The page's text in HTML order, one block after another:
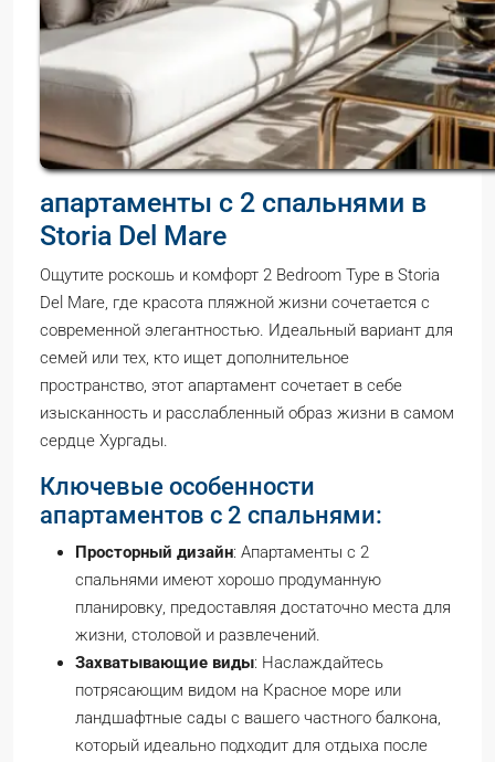
апартаменты с 2 спальнями в
Storia Del Mare
Ощутите роскошь и комфорт 2 Bedroom Type в Storia
Del Mare, где красота пляжной жизни сочетается с
современной элегантностью. Идеальный вариант для
семей или тех, кто ищет дополнительное
пространство, этот апартамент сочетает в себе
изысканность и расслабленный образ жизни в самом
сердце Хургады.
Ключевые особенности
апартаментов с 2 спальнями:
Просторный дизайн: Апартаменты с 2
спальнями имеют хорошо продуманную
планировку, предоставляя достаточно места для
жизни, столовой и развлечений.
Захватывающие виды: Наслаждайтесь
потрясающим видом на Красное море или
ландшафтные сады с вашего частного балкона,
который идеально подходит для отдыха после